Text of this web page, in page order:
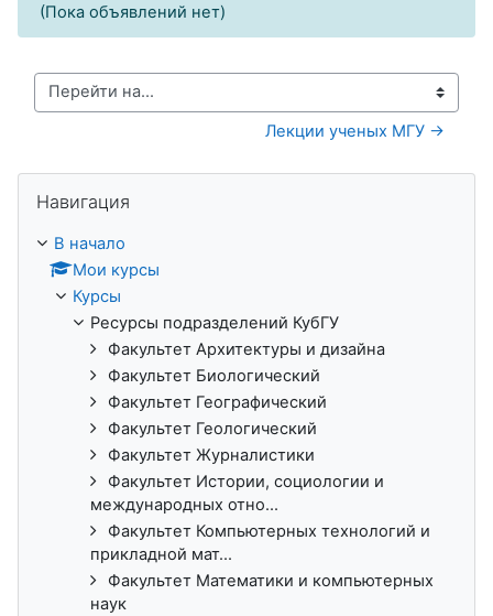
(Пока объявлений нет)
Перейти на...
Лекции ученых МГУ →
Навигация
В начало
Мои курсы
Курсы
Ресурсы подразделений КубГУ
Факультет Архитектуры и дизайна
Факультет Биологический
Факультет Географический
Факультет Геологический
Факультет Журналистики
Факультет Истории, социологии и
международных отно...
Факультет Компьютерных технологий и
прикладной мат...
Факультет Математики и компьютерных
наук